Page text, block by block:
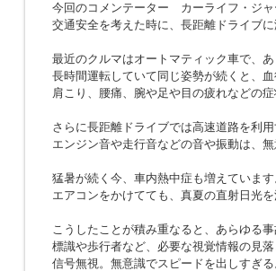
今回のコメンテーター カーライフ・ジ
交通安全を考えた時に、長距離ドライブ
最近のクルマはオートマティック車で、あ
長時間運転していて同じ姿勢が続くと、血
肩こり、腰痛、腕や足や目の疲れなどの症
さらに長距離ドライブでは高速道路を利
エンジン音や走行音などの音や振動は、
猛暑が続く今、車内熱中症も増えています
エアコンをかけてても、真夏の直射日光を
こうしたことが積み重なると、あらゆる
標識や歩行者など、必要な視覚情報の見
信号無視。無意識でスピードを出しすぎる